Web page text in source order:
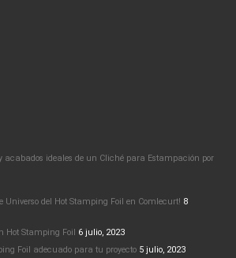
acabados ideales de un Cliché para Estampación por
Universo del Hot Stamping Foil en Comlecurt! 8
Hot Stamping Foil 6 julio, 2023
Foil adecuado para tu proyecto 5 julio, 2023